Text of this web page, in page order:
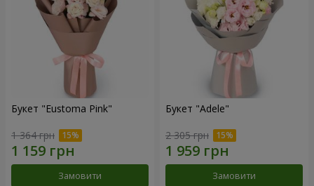
Букет "Eustoma Pink"
1 364 грн
Замовити
Букет "Adele"
2 305 грн
Замовити